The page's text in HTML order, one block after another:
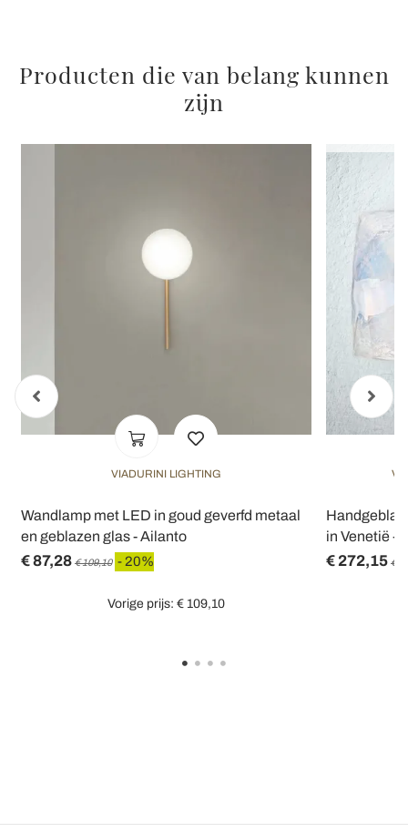
Producten die van belang kunnen
zijn
VIADURINI LIGHTING
Wandlamp met LED in goud geverfd metaal
en geblazen glas - Ailanto
€ 87,28 € 109,10 - 20%
Vorige prijs: € 109,10
in Venetië -
€ 272,15 €